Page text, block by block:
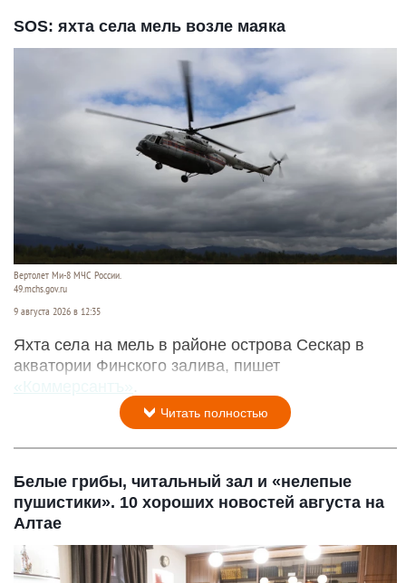
SOS: яхта села мель возле маяка
Вертолет Ми-8 МЧС России.
49.mchs.gov.ru
9 августа 2026 в 12:35
Яхта села на мель в районе острова Сескар в
акватории Финского залива, пишет
«Коммерсантъ»
Читать полностью
Белые грибы, читальный зал и «нелепые
пушистики». 10 хороших новостей августа на
Алтае